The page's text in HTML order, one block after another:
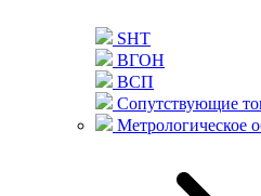
SHT
ВГОН
ВСП
Сопутствующие
Метрологическое